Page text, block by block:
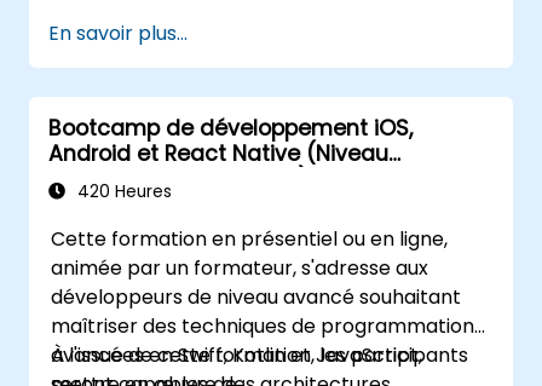
En savoir plus...
Bootcamp de développement iOS,
Android et React Native (Niveau
intermédiaire à avancé)
420 Heures
Cette formation en présentiel ou en ligne,
animée par un formateur, s'adresse aux
développeurs de niveau avancé souhaitant
maîtriser des techniques de programmation
avancées en Swift, Kotlin et JavaScript,
À l'issue de cette formation, les participants